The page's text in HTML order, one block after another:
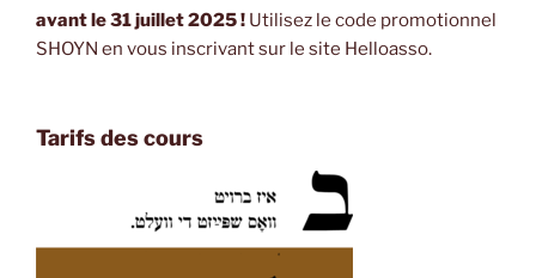
avant le 31 juillet 2025 ! Utilisez le code promotionnel
SHOYN en vous inscrivant sur le site Helloasso.
Tarifs des cours